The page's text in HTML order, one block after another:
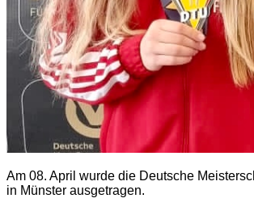
Am 08. April wurde die Deutsche
in Münster ausgetragen.